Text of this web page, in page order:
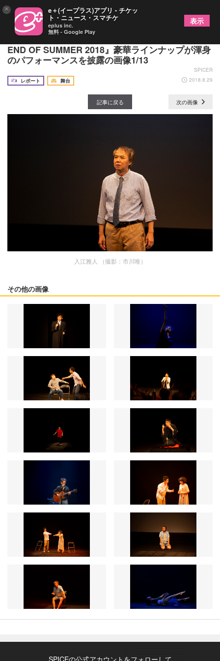
入江雅人がホストを務める『ゾンビフェス THE
END OF SUMMER 2018』豪華ラインナップが渾身
のパフォーマンスを披露の画像1/13
SPICER
レポート
舞台 2018.8.29
記事に戻る 次の画像
入江雅人 （撮影：市川唯）
その他の画像
SPICEの公式アカウントをフォローして
× e＋(イープラス)アプリ - チケッ
ト・ニュース・スマチケ
eplus inc.
無料 - Google Play
表示